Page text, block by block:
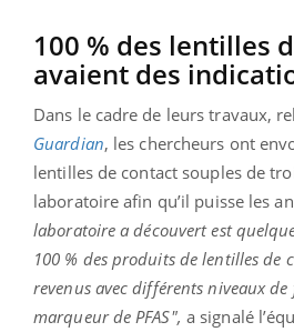
100 % des lentilles
avaient des
Dans le cadre de leurs travaux,
Guardian, les chercheurs ont
lentilles de contact souples de
laboratoire afin qu’il puisse les
laboratoire a découvert est
100 % des produits de lentilles de
revenus avec différents niveaux
marqueur de PFAS", a signalé